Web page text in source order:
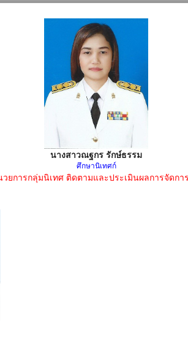
นางสาวณฐกร รักษ์ธรรม
ศึกษานิเทศก์
วยการกลุ่มนิเทศ ติดตามและประเมินผลการจัดกา